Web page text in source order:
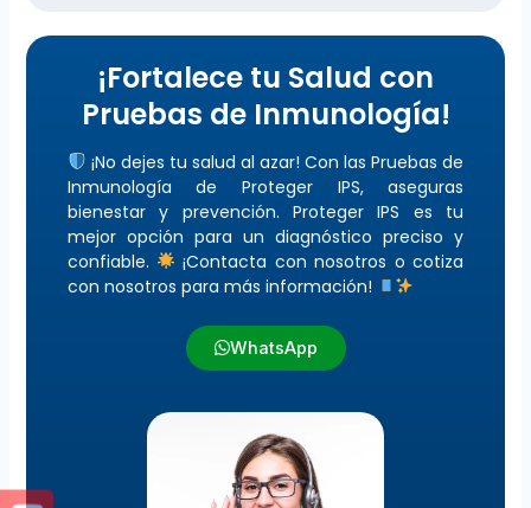
¡Fortalece tu Salud con
Pruebas de Inmunología!
¡No dejes tu salud al azar! Con las Pruebas de
Inmunología de Proteger IPS, aseguras
bienestar y prevención. Proteger IPS es tu
mejor opción para un diagnóstico preciso y
confiable.
¡Contacta con nosotros o cotiza
con nosotros para más información!
WhatsApp